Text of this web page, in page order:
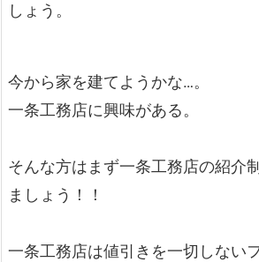
しょう。
今から家を建てようかな…。
一条工務店に興味がある。
そんな方はまず一条工務店の紹介
ましょう！！
一条工務店は値引きを一切しない